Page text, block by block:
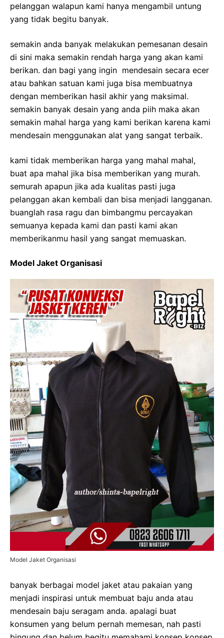
pelanggan walapun kami hanya mengambil untung
yang tidak begitu banyak.
semakin anda banyak melakukan pemesanan desain
di sini maka semakin rendah harga yang akan kami
berikan. dan bagi yang ingin mendesain secara ecer
atau bahkan satuan kami juga bisa membuatnya
dengan memberikan hasil akhir yang maksimal.
semakin banyak desain yang anda piih maka akan
semakin mahal harga yang kami berikan karena kami
mendesain menggunakan alat yang sangat terbaik.
kami tidak memberikan harga yang mahal mahal,
buat apa mahal jika bisa memberikan yang murah.
semurah apapun jika ada kualitas pasti juga
pelanggan akan kembali dan bisa menjadi langganan.
buanglah rasa ragu dan bimbangmu percayakan
semuanya kepada kami dan pasti kami akan
memberikanmu hasil yang sangat memuaskan.
Model Jaket Organisasi
Model Jaket Organisasi
banyak berbagai model jaket atau pakaian yang
menjadi inspirasi untuk membuat baju anda atau
mendesain baju seragam anda. apalagi buat
konsumen yang belum pernah memesan, nah pasti